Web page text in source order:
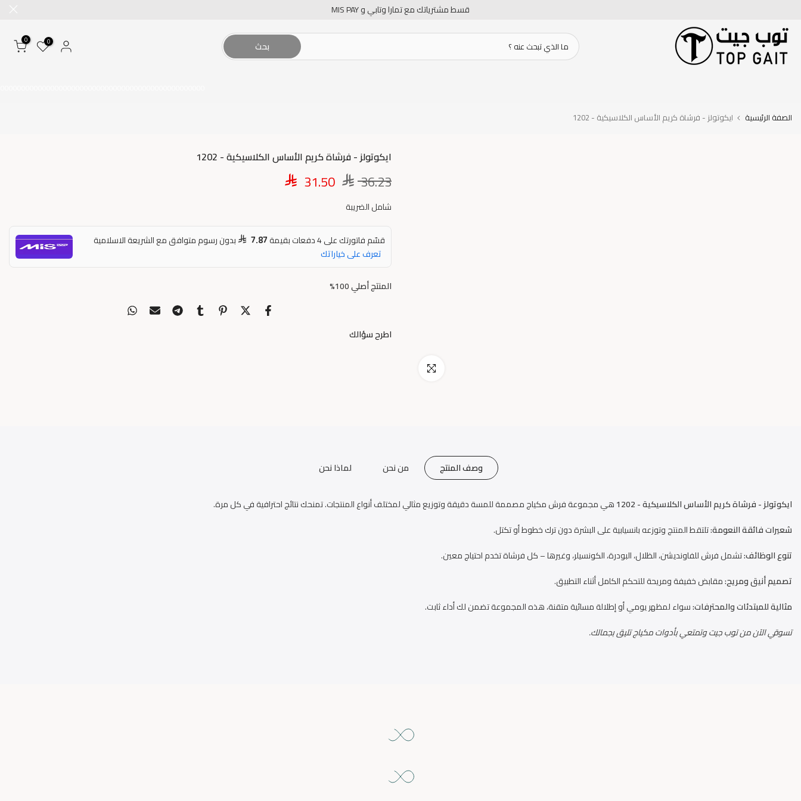
الى
المحتوى
قسط مشترياتك مع تمارا وتابي و MIS PAY
بحث 0
0
الصفة الرئيسية ايكوتولز - فرشاة كريم الأساس الكلاسيكية - 1202
اضغط للتكبير
ايكوتولز - فرشاة كريم الأساس الكلاسيكية - 1202
36.23
31.50
شامل الضريبة
قسّم فاتورتك على 4 دفعات بقيمة 7.87
بدون رسوم متوافق مع الشريعة الاسلامية
تعرف على خياراتك
المنتج أصلي 100%
اطرح سؤالك
وصف المنتج من نحن لماذا نحن
ايكوتولز - فرشاة كريم الأساس الكلاسيكية - 1202
هي مجموعة فرش مكياج مصممة للمسة دقيقة وتوزيع مثالي لمختلف أنواع المنتجات. تمنحك نتائج احترافية في كل مرة.
شعيرات فائقة النعومة:تلتقط المنتج وتوزعه بانسيابية على البشرة دون ترك خطوط أو تكتل.
تنوع الوظائف:تشمل فرش للفاونديشن، الظلال، البودرة، الكونسيلر، وغيرها – كل فرشاة تخدم احتياج معين.
تصميم أنيق ومريح:مقابض خفيفة ومريحة للتحكم الكامل أثناء التطبيق.
مثالية للمبتدئات والمحترفات:سواء لمظهر يومي أو إطلالة مسائية متقنة، هذه المجموعة تضمن لك أداء ثابت.
تسوقي الآن من توب جيت وتمتعي بأدوات مكياج تليق بجمالك.